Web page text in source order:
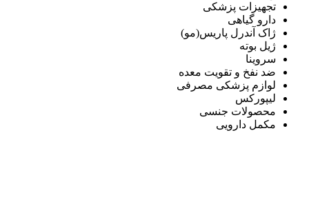
تجهیزات پزشکی
دارو گیاهی
ژاک آندرل پاریس(مو)
ژیل بوته
سروینا
ضد نفخ و تقویت معده
لوازم پزشکی مصرفی
لیپورکس
محصولات جنسی
مکمل دارویی